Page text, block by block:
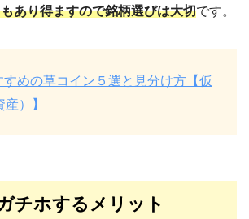
あり得ますので銘柄選びは大切です。
すめの草コイン５選と見分け方【仮
）】
チホするメリット